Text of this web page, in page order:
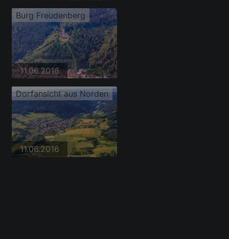
Burg Freudenberg
11.06.2016
Dorfansicht aus Norden
11.06.2016